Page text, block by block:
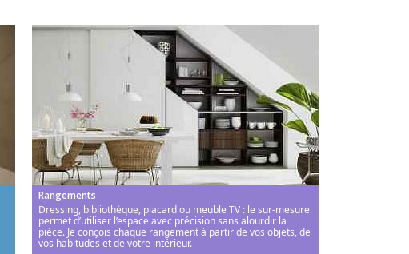
Rangements
Dressing, bibliothèque, placard ou meuble TV : le sur-mesure
permet d’utiliser l’espace avec précision sans alourdir la
pièce. Je conçois chaque rangement à partir de vos objets, de
vos habitudes et de votre intérieur.